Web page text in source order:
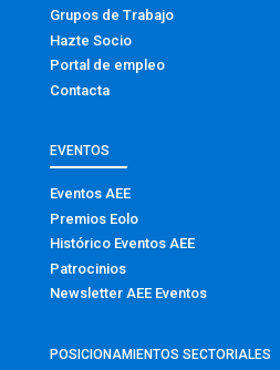
Grupos de Trabajo
Hazte Socio
Portal de empleo
Contacta
EVENTOS
Eventos AEE
Premios Eolo
Histórico Eventos AEE
Patrocinios
Newsletter AEE Eventos
POSICIONAMIENTOS SECTORIALES